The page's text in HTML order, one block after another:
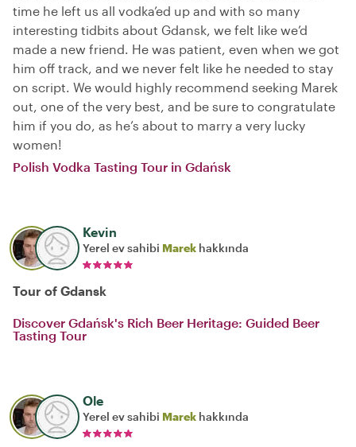
time he left us all vodka’ed up and with so many
interesting tidbits about Gdansk, we felt like we’d
made a new friend. He was patient, even when we got
him off track, and we never felt like he needed to stay
on script. We would highly recommend seeking Marek
out, one of the very best, and be sure to congratulate
him if you do, as he’s about to marry a very lucky
women!
Polish Vodka Tasting Tour in Gdańsk
Kevin
Yerel ev sahibi Marek hakkında
Tour of Gdansk
Discover Gdańsk's Rich Beer Heritage: Guided Beer
Tasting Tour
Ole
Yerel ev sahibi Marek hakkında